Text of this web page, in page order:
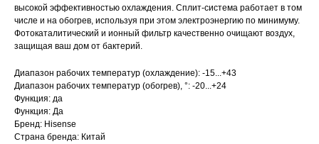
высокой эффективностью охлаждения. Сплит-система работает в том
числе и на обогрев, используя при этом электроэнергию по минимуму.
Фотокаталитический и ионный фильтр качественно очищают воздух,
защищая ваш дом от бактерий.
Диапазон рабочих температур (охлаждение): -15...+43
Диапазон рабочих температур (обогрев), °: -20...+24
Функция: да
Функция: Да
Бренд: Hisense
Страна бренда: Китай